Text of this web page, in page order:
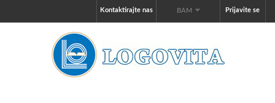
Prijavite se
BAM
Kontaktirajte nas